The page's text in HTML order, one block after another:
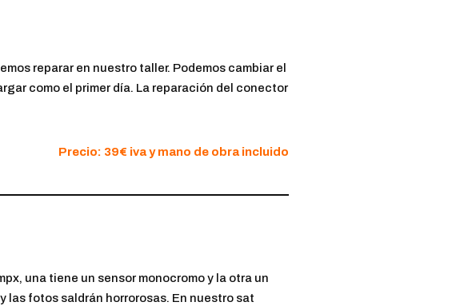
reparar en nuestro taller. Podemos cambiar el
como el primer día. La reparación del conector
Precio: 39€ iva y mano de obra incluido
una tiene un sensor monocromo y la otra un
las fotos saldrán horrorosas. En nuestro sat